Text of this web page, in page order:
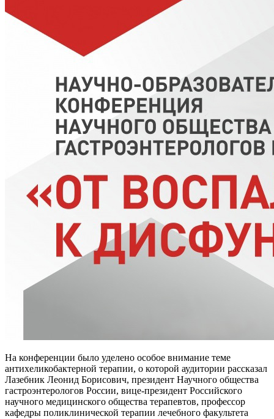
На конференции было уделено особое внимание теме
антихеликобактерной терапии, о которой аудитории рассказал
Лазебник Леонид Борисович, президент Научного общества
гастроэнтерологов России, вице-президент Российского
научного медицинского общества терапевтов, профессор
кафедры поликлинической терапии лечебного факультета